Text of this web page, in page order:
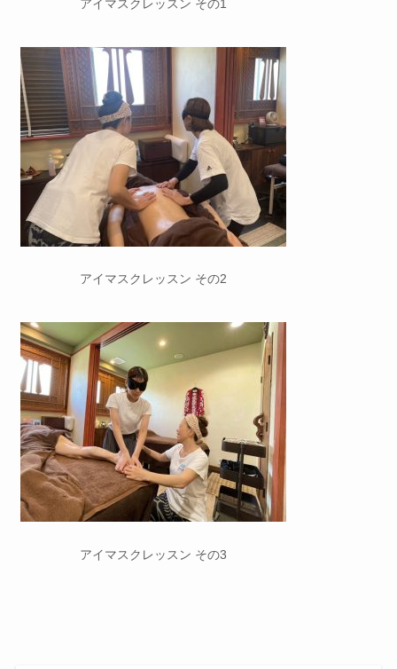
アイマスクレッスン その1
アイマスクレッスン その2
アイマスクレッスン その3